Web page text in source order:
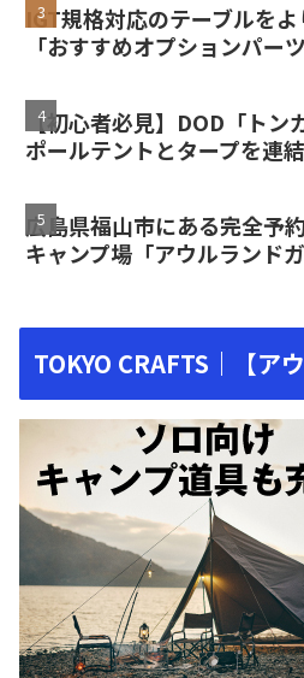
IGT規格対応のテーブルを
「おすすめオプションパー
【初心者必見】DOD「ト
ポールテントとタープを連
広島県福山市にある完全予
キャンプ場「アウルランド
TOKYO CRAFTS｜【ア